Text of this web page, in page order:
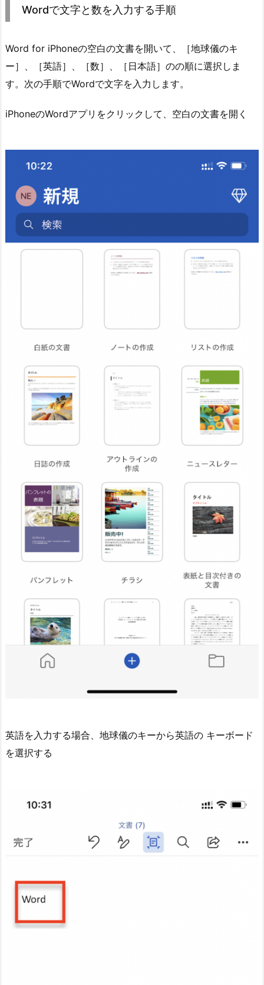
Wordで文字と数を入力する手順
Word for iPhoneの空白の文書を開いて、［地球儀のキ
ー］、［英語］、［数］、［日本語］のの順に選択しま
す。次の手順でWordで文字を入力します。
iPhoneのWordアプリをクリックして、空白の文書を開く
英語を入力する場合、地球儀のキーから英語の キーボード
を選択する